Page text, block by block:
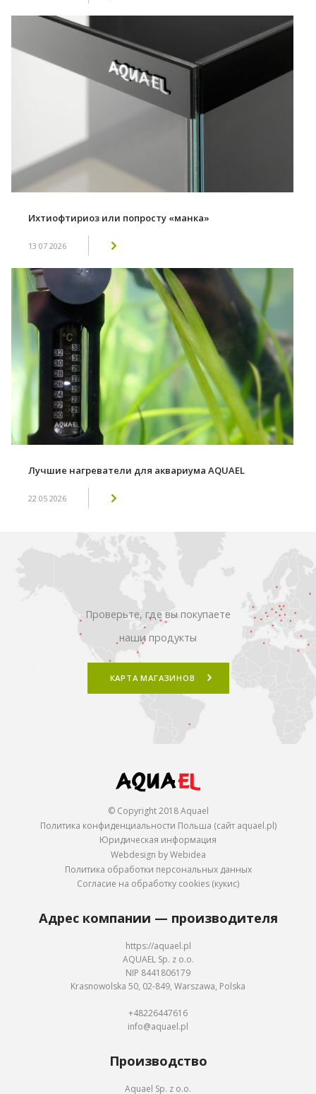
Ихтиофтириоз или попросту «манка»
13 07 2026
Лучшие нагреватели для аквариума AQUAEL
22 05 2026
Проверьте, где вы покупаете
наши продукты
КАРТА МАГАЗИНОВ
© Copyright 2018 Aquael
Политика конфиденциальности Польша (сайт aquael.pl)
Юридическая информация
Webdesign by Webidea
Политика обработки персональных данных
Согласие на обработку cookies (кукис)
Адрес компании — производителя
https://aquael.pl
AQUAEL Sp. z o.o.
NIP 8441806179
Krasnowolska 50, 02-849, Warszawa, Polska
+48226447616
info@aquael.pl
Производство
Aquael Sp. z o.o.